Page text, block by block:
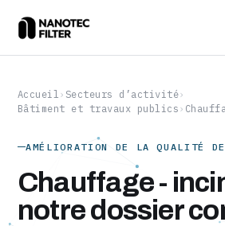
Accueil › Secteurs d’activité›
Bâtiment et travaux publics ›
AMÉLIORATION DE LA QUALITÉ
Chauffage -
notre dossier